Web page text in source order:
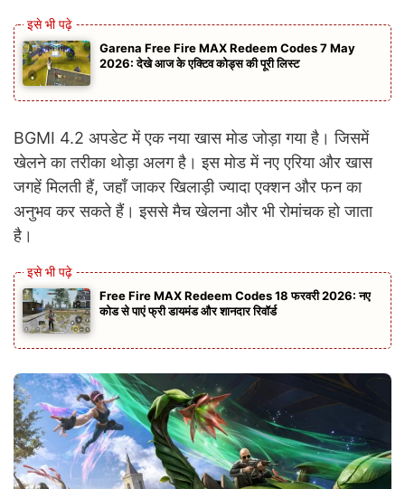
Garena Free Fire MAX Redeem Codes 7 May
2026: देखे आज के एक्टिव कोड्स की पूरी लिस्ट
BGMI 4.2 अपडेट में एक नया खास मोड जोड़ा गया है। जिसमें
खेलने का तरीका थोड़ा अलग है। इस मोड में नए एरिया और खास
जगहें मिलती हैं, जहाँ जाकर खिलाड़ी ज्यादा एक्शन और फन का
अनुभव कर सकते हैं। इससे मैच खेलना और भी रोमांचक हो जाता
है।
Free Fire MAX Redeem Codes 18 फरवरी 2026: नए
कोड से पाएं फ्री डायमंड और शानदार रिवॉर्ड